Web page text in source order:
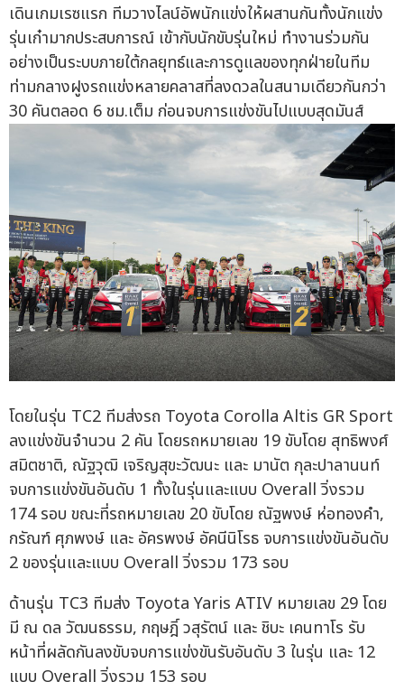
เดินเกมเรซแรก ทีมวางไลน์อัพนักแข่งให้ผสานกันทั้งนักแข่ง
รุ่นเก๋ามากประสบการณ์ เข้ากับนักขับรุ่นใหม่ ทำงานร่วมกัน
อย่างเป็นระบบภายใต้กลยุทธ์และการดูแลของทุกฝ่ายในทีม
ท่ามกลางฝูงรถแข่งหลายคลาสที่ลงดวลในสนามเดียวกันกว่า
30 คันตลอด 6 ชม.เต็ม ก่อนจบการแข่งขันไปแบบสุดมันส์
โดยในรุ่น TC2 ทีมส่งรถ Toyota Corolla Altis GR Sport
ลงแข่งขันจำนวน 2 คัน โดยรถหมายเลข 19 ขับโดย สุทธิพงศ์
สมิตชาติ, ณัฐวุฒิ เจริญสุขะวัฒนะ และ มานัต กุละปาลานนท์
จบการแข่งขันอันดับ 1 ทั้งในรุ่นและแบบ Overall วิ่งรวม
174 รอบ ขณะที่รถหมายเลข 20 ขับโดย ณัฐพงษ์ ห่อทองคำ,
กรัณฑ์ ศุภพงษ์ และ อัครพงษ์ อัคนีนิโรธ จบการแข่งขันอันดับ
2 ของรุ่นและแบบ Overall วิ่งรวม 173 รอบ
ด้านรุ่น TC3 ทีมส่ง Toyota Yaris ATIV หมายเลข 29 โดย
มี ณ ดล วัฒนธรรม, กฤษฎิ์ วสุรัตน์ และ ชิบะ เคนทาโร รับ
หน้าที่ผลัดกันลงขับจบการแข่งขันรับอันดับ 3 ในรุ่น และ 12
แบบ Overall วิ่งรวม 153 รอบ